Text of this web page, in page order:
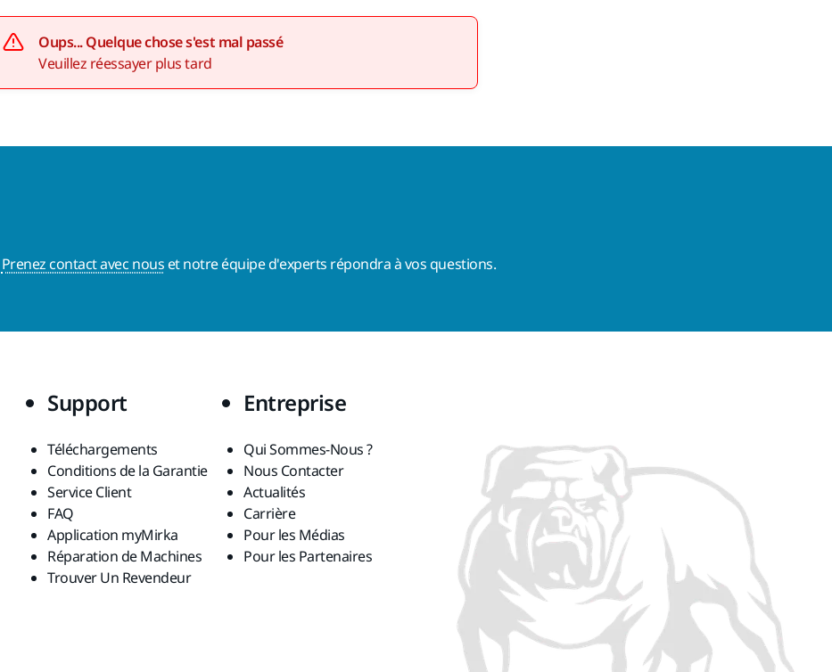
Oups... Quelque chose s'est mal passé
Veuillez réessayer plus tard
Prenez contact avec nous et notre équipe d'experts répondra à vos questions.
Support
Téléchargements
Conditions de la Garantie
Service Client
FAQ
Application myMirka
Réparation de Machines
Trouver Un Revendeur
Entreprise
Qui Sommes-Nous ?
Nous Contacter
Actualités
Carrière
Pour les Médias
Pour les Partenaires